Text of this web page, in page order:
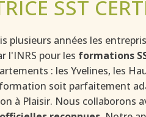
SST
plusieurs années les
l'INRS pour les formations
: les Yvelines, les
soit parfaitement
Plaisir. Nous collaborons